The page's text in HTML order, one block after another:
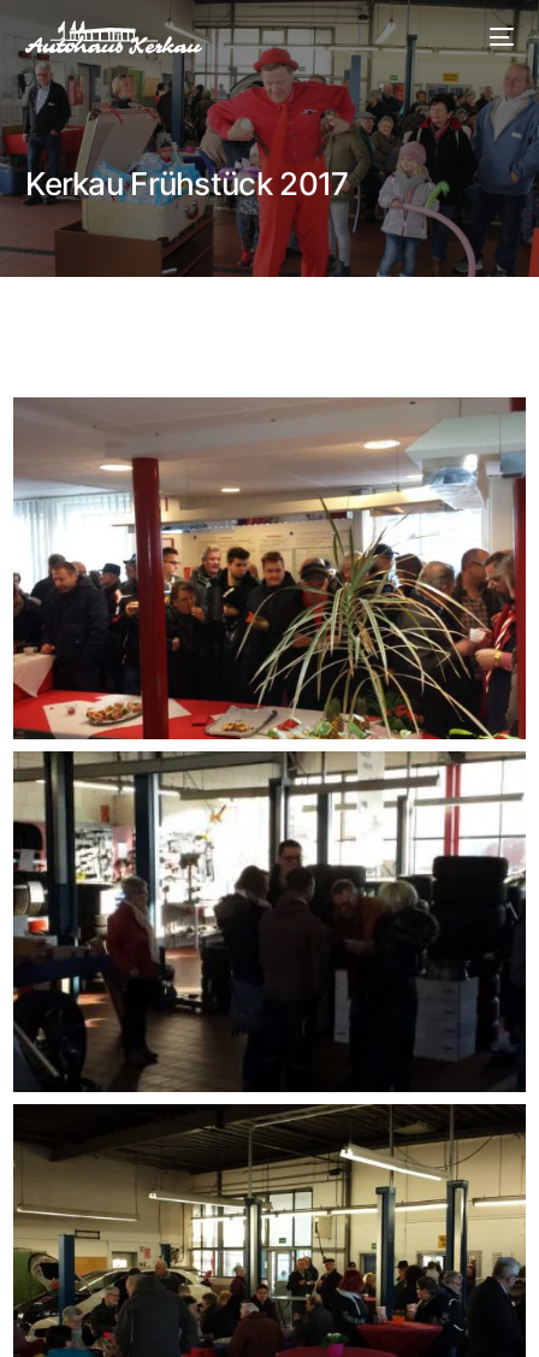
Kerkau Frühstück 2017